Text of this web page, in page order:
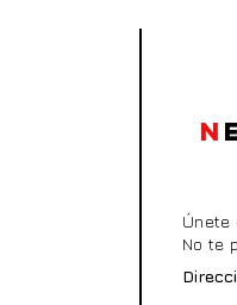
N
No te